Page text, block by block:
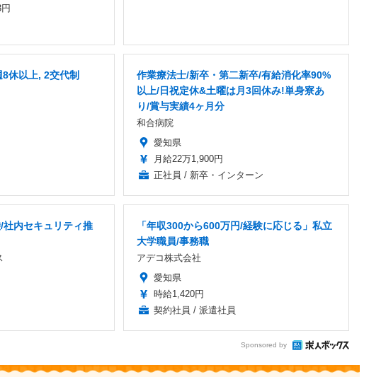
休以上, 2交代制
作業療法士/新卒・第二新卒/有給消化率90%
以上/日祝定休&土曜は月3回休み!単身寮あ
り/賞与実績4ヶ月分
和合病院
愛知県
月給22万1,900円
正社員 / 新卒・インターン
内セキュリティ推
「年収300から600万円/経験に応じる」私立
大学職員/事務職
アデコ株式会社
愛知県
時給1,420円
契約社員 / 派遣社員
Sponsored by